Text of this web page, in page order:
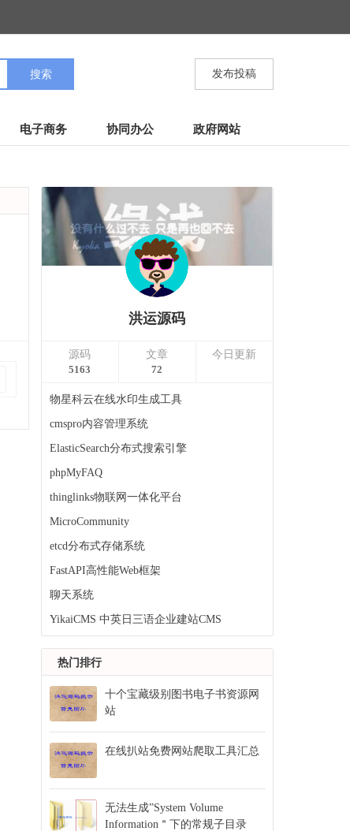
发布投稿
电子商务 协同办公 政府网站
洪运源码
源码
5163
文章
72
今日更新
物星科云在线水印生成工具
cmspro内容管理系统
ElasticSearch分布式搜索引擎
phpMyFAQ
thinglinks物联网一体化平台
MicroCommunity
etcd分布式存储系统
FastAPI高性能Web框架
聊天系统
YikaiCMS 中英日三语企业建站CMS
热门排行
十个宝藏级别图书电子书资源网
站
在线扒站免费网站爬取工具汇总
无法生成”System Volume
Information＂下的常规子目录